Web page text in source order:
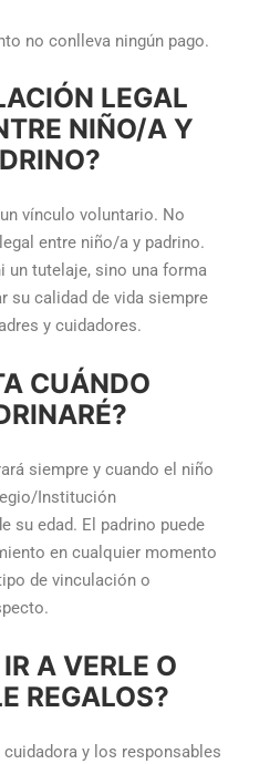
no conlleva ningún pago.
LEGAL
NIÑO/A Y
vínculo voluntario. No
entre niño/a y padrino.
un tutelaje, sino una forma
su calidad de vida siempre
y cuidadores.
CUÁNDO
siempre y cuando el niño
Institución
su edad. El padrino puede
en cualquier momento
de vinculación o
A VERLE O
REGALOS?
y los responsables